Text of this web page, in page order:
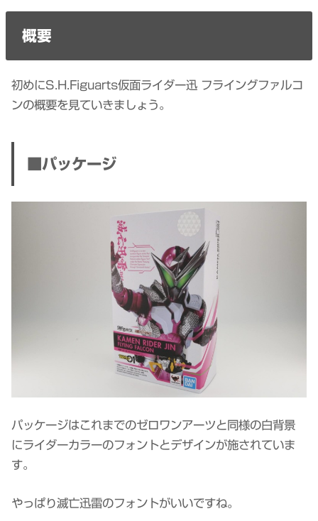
概要
初めにS.H.Figuarts仮面ライダー迅 フライングファルコ
ンの概要を見ていきましょう。
■パッケージ
パッケージはこれまでのゼロワンアーツと同様の白背景
にライダーカラーのフォントとデザインが施されていま
す。
やっぱり滅亡迅雷のフォントがいいですね。